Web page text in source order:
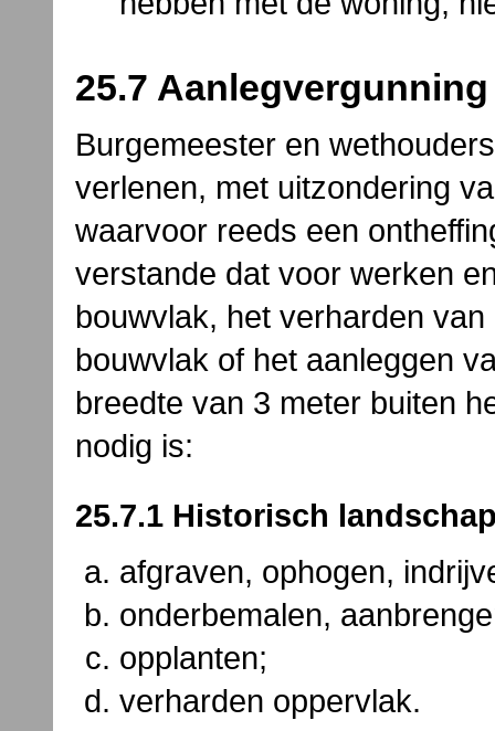
25.7 Aanlegvergunning
Burgemeester en
verlenen, met uitzondering
waarvoor reeds een
verstande dat voor werken
bouwvlak, het verharden
bouwvlak of het aanleggen
breedte van 3 meter buiten
nodig is:
25.7.1 Historisch
afgraven, ophogen,
onderbemalen,
opplanten;
verharden oppervlak.